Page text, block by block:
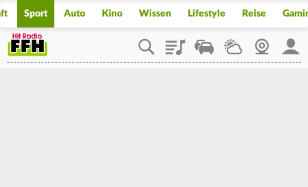
Sport Auto Kino Wissen Lifestyle Reise
PlaylistStaupilotWetterWebcam